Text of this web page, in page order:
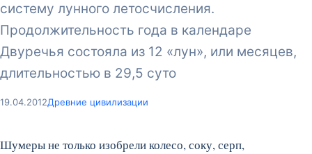
систему лунного летосчисления.
Продолжительность года в календаре
Двуречья состо­яла из 12 «лун», или меся­цев,
длительностью в 29,5 суто
19.04.2012Древние цивилизации
Шумеры не только изобре­ли колесо, соку, серп,